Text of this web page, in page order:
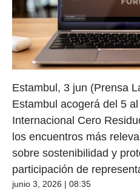
Estambul, 3 jun (Prensa
Estambul acogerá del 5
Internacional Cero
los encuentros más
sobre sostenibilidad y
participación de
junio 3, 2026 | 08:35